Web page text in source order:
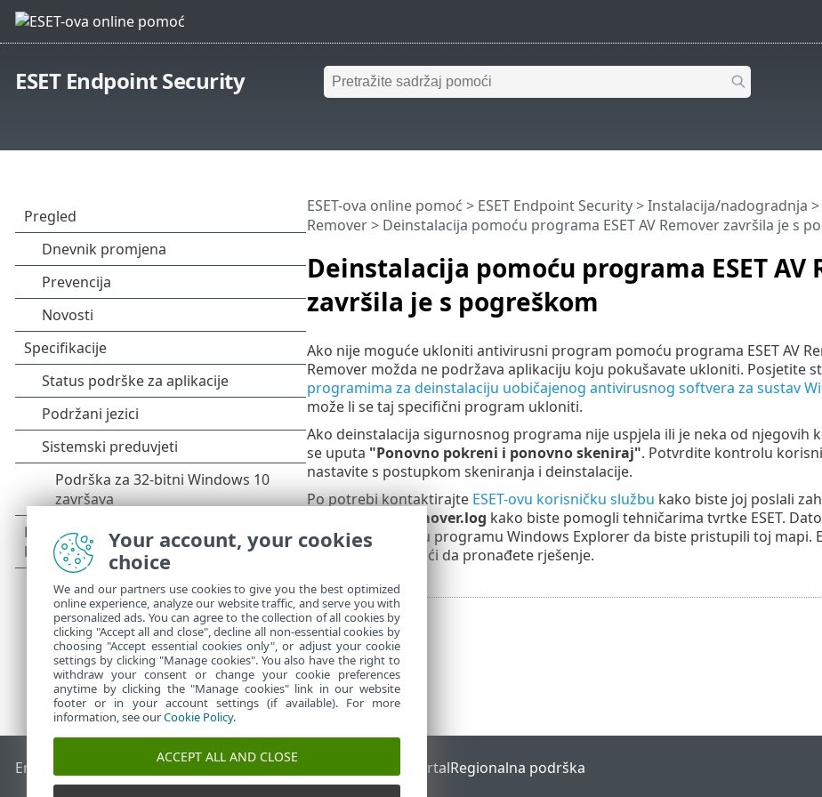
ESET Endpoint Security
Deinstalacija pomoću programa ESET AV
završila je s pogreškom
ESET-ova online pomoć > ESET Endpoint Security>Instalacija/nadogradnja >
Remover> Deinstalacija pomoću programa ESET AV Remover završila je s
Ako nije moguće ukloniti antivirusni program pomoću programa ESET AV
Remover možda ne podržava aplikaciju koju pokušavate ukloniti. Posjetite
programima za deinstalaciju uobičajenog antivirusnog softvera za sustav
može li se taj specifični program ukloniti.
Ako deinstalacija sigurnosnog programa nije uspjela ili je neka od
se uputa "Ponovno pokreni i ponovno skeniraj". Potvrdite kontrolu
nastavite s postupkom skeniranja i deinstalacije.
Po potrebi kontaktirajte ESET-ovu korisničku službu kako biste joj poslali
AppRemover.log kako biste pomogli tehničarima tvrtke ESET.
Idite na%TEMP%
u programu Windows Explorer da biste pristupili toj mapi.
odgovoriti i pomoći da pronađete rješenje.
End of Life ESET-ova baza znanjaESET-ov forum ESET Status PortalRegionalna podrška
Your account, your cookies
choice
We and our partners use cookies to give you the best optimized
online experience, analyze our website traffic, and serve you with
personalized ads. You can agree to the collection of all cookies by
clicking "Accept all and close", decline all non-essential cookies by
choosing "Accept essential cookies only", or adjust your cookie
settings by clicking "Manage cookies". You also have the right to
withdraw your consent or change your cookie preferences
anytime by clicking the "Manage cookies" link in our website
footer or in your account settings (if available). For more
information, see ourCookie Policy.
ACCEPT ALL AND CLOSE